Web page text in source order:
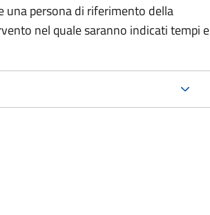
una persona di riferimento della
nel quale saranno indicati tempi e